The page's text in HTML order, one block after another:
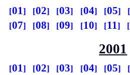
01 02 03 04 05
07
08 09 10 11
2001
01 02 03 04 05